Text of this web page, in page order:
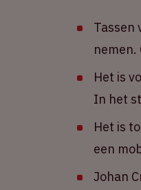
Tassen
Het is
In het
Het is
een
Johan